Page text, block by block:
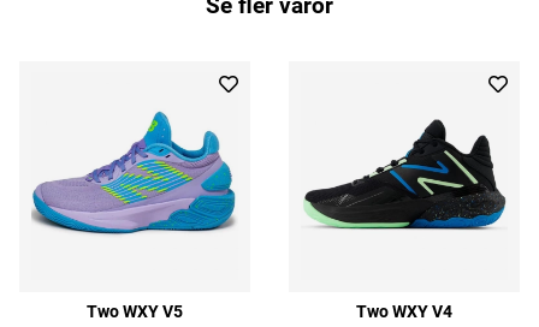
Se fler varor
Two WXY V5 Two WXY V4